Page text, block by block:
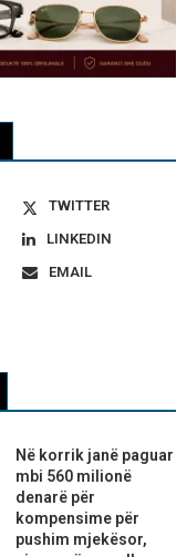
TWITTER
LINKEDIN
EMAIL
Në korrik janë paguar
mbi 560 milionë
denarë për
kompensime për
pushim mjekësor,